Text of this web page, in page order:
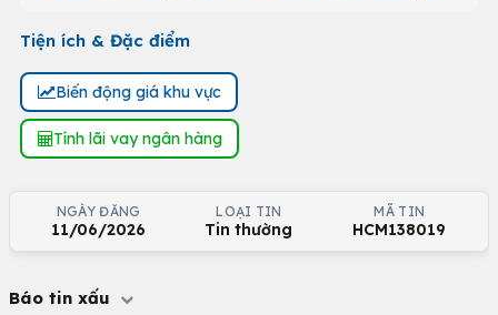
Tiện ích & Đặc điểm
Biến động giá khu vực
Tính lãi vay ngân hàng
NGÀY ĐĂNG
11/06/2026
LOẠI TIN
Tin thường
MÃ TIN
HCM138019
Báo tin xấu